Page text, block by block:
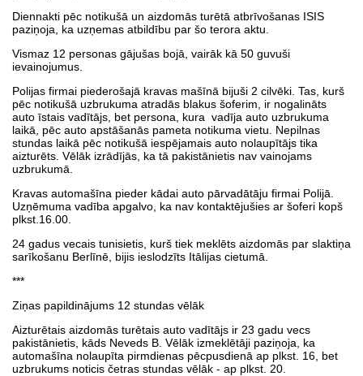
Diennakti pēc notikušā un aizdomās turētā atbrīvošanas ISIS
paziņoja, ka uzņemas atbildību par šo terora aktu.
Vismaz 12 personas gājušas bojā, vairāk kā 50 guvuši
ievainojumus.
Polijas firmai piederošajā kravas mašīnā bijuši 2 cilvēki. Tas, kurš
pēc notikušā uzbrukuma atradās blakus šoferim, ir nogalināts
auto īstais vadītājs, bet persona, kura vadīja auto uzbrukuma
laikā, pēc auto apstāšanās pameta notikuma vietu. Nepilnas
stundas laikā pēc notikušā iespējamais auto nolaupītājs tika
aizturēts. Vēlāk izrādījās, ka tā pakistānietis nav vainojams
uzbrukumā.
Kravas automašīna pieder kādai auto pārvadātāju firmai Polijā.
Uzņēmuma vadība apgalvo, ka nav kontaktējušies ar šoferi kopš
plkst.16.00.
24 gadus vecais tunisietis, kurš tiek meklēts aizdomās par slaktiņa
sarīkošanu Berlīnē, bijis ieslodzīts Itālijas cietumā.
***
Ziņas papildinājums 12 stundas vēlāk
Aizturētais aizdomās turētais auto vadītājs ir 23 gadu vecs
pakistānietis, kāds Neveds B. Vēlāk izmeklētāji paziņoja, ka
automašīna nolaupīta pirmdienas pēcpusdienā ap plkst. 16, bet
uzbrukums noticis četras stundas vēlāk - ap plkst. 20.